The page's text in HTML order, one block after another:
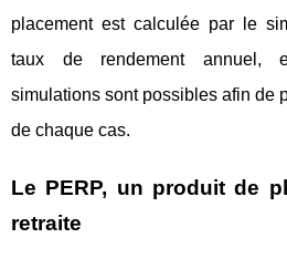
placement est calculée par le
taux de rendement annuel,
simulations sont possibles afin de
de chaque cas.
Le PERP, un produit de
retraite